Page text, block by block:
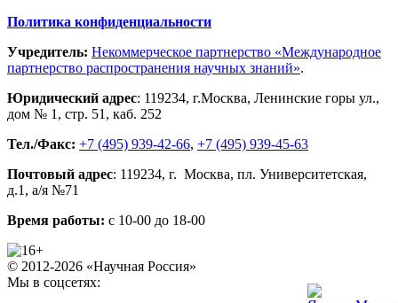
Политика конфиденциальности
Учредитель: Некоммерческое партнерство «Международное
партнерство распространения научных знаний».
Юридический адрес: 119234, г.Москва, Ленинские горы ул.,
дом № 1, стр. 51 , каб. 252
Тел./Факс: +7 (495) 939-42-66, +7 (495) 939-45-63
Почтовый адрес: 119234, г. Москва, пл. Университетская,
д.1 , а/я №71
Время работы: с 10-00 до 18-00
© 2012-2026 «Научная Россия»
Мы в соцсетях: